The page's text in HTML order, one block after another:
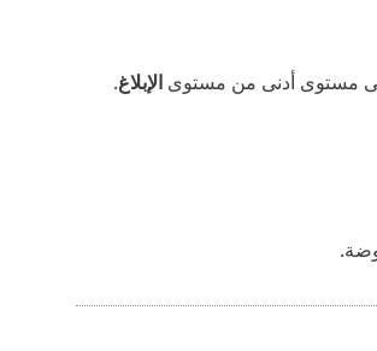
مستوى أدنى من مستوىالإبلاغ.